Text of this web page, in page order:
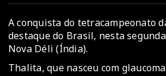
A conquista do tetracampeonato
destaque do Brasil, nesta
Nova Déli (Índia).
Thalita, que nasceu com